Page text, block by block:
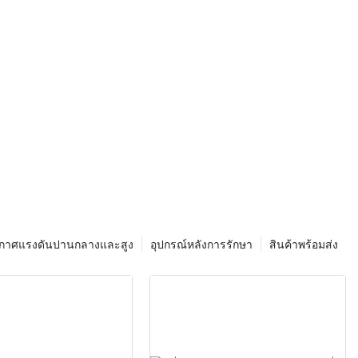
สินค้าพร้อมส่ง
อุปกรณ์หลังการรักษา
าศแรงดันปานกลางและสูง